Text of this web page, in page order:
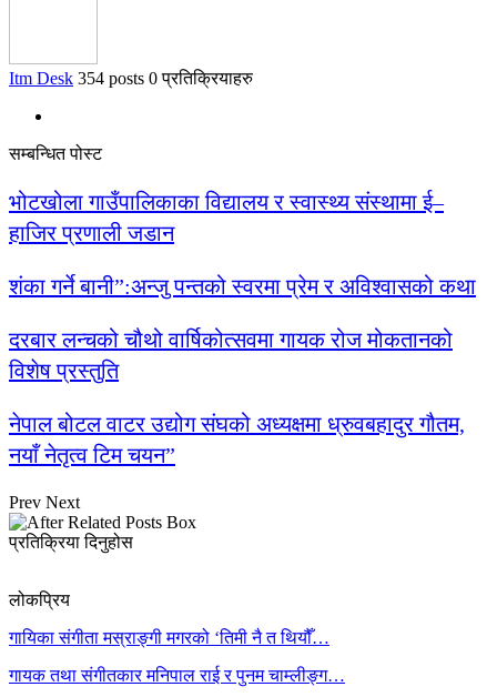
Itm Desk 354 posts 0 प्रतिक्रियाहरु
सम्बन्धित पोस्ट
भोटखोला गाउँपालिकाका विद्यालय र स्वास्थ्य संस्थामा ई–
हाजिर प्रणाली जडान
शंका गर्ने बानी”:अन्जु पन्तको स्वरमा प्रेम र अविश्वासको कथा
दरबार लन्चको चौथो वार्षिकोत्सवमा गायक रोज मोकतानको
विशेष प्रस्तुति
नेपाल बोटल वाटर उद्योग संघको अध्यक्षमा ध्रुवबहादुर गौतम,
नयाँ नेतृत्व टिम चयन”
Prev Next
प्रतिक्रिया दिनुहोस
लोकप्रिय
गायिका संगीता मस्राङ्गी मगरको ‘तिमी नै त थियौँ…
गायक तथा संगीतकार मनिपाल राई र पुनम चाम्लीङ्ग…